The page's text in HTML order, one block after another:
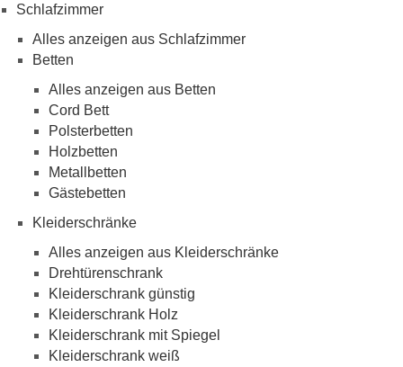
Schlafzimmer
Alles anzeigen aus Schlafzimmer
Betten
Alles anzeigen aus Betten
Cord Bett
Polsterbetten
Holzbetten
Metallbetten
Gästebetten
Kleiderschränke
Alles anzeigen aus Kleiderschränke
Drehtürenschrank
Kleiderschrank günstig
Kleiderschrank Holz
Kleiderschrank mit Spiegel
Kleiderschrank weiß